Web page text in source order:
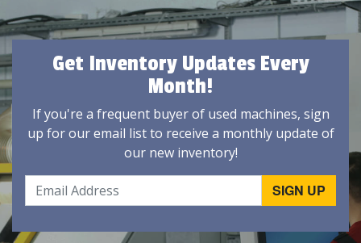
Get Inventory Updates Every
Month!
If you're a frequent buyer of used machines, sign
up for our email list to receive a monthly update of
our new inventory!